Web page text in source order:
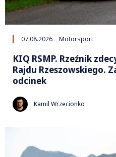
07.08.2026 Motorsport
KIQ RSMP. Rzeźnik
Rajdu Rzeszowskiego.
odcinek
Kamil Wrzecionko